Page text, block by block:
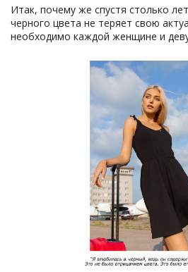
Итак, почему же спустя столько
черного цвета не теряет свою
необходимо каждой женщине и